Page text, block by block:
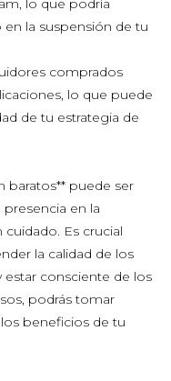
lo que podría
en la suspensión de tu
comprados
lo que puede
de tu estrategia de
baratos** puede ser
en la
Es crucial
la calidad de los
consciente de los
podrás tomar
beneficios de tu